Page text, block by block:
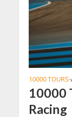
10000 TOURS•
10000
Racing